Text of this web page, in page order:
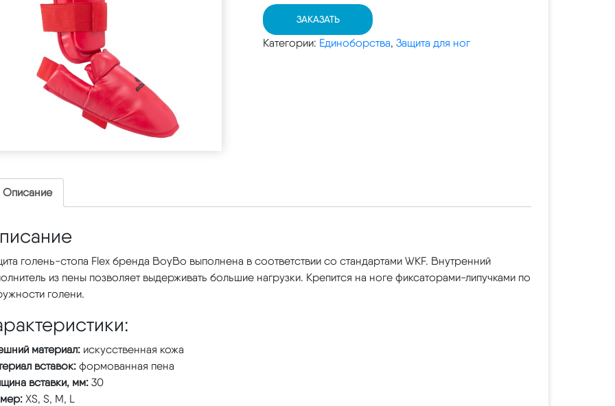
ЗАКАЗАТЬ
Категории: Единоборства, Защита для ног
Описание
голень-стопа Flex бренда BoyBo выполнена в соответствии со стандартами WKF. Внутренний
из пены позволяет выдерживать большие нагрузки. Крепится на ноге фиксаторами-липучками по
голени.
материал: искусственная кожа
вставок: формованная пена
вставки, мм: 30
XS, S, M, L